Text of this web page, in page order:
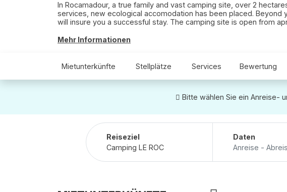
In Rocamadour, a true family and vast camping site, over 2
services, new ecological accomodation has been placed.
will insure you a successful stay. The camping
Mehr Informationen
Mietunterkünfte Stellplätze Services Bewertung
Bitte wählen Sie ein Anreise-
Reiseziel
Daten
Anreise -